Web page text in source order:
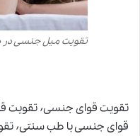
تقویت میل جنسی